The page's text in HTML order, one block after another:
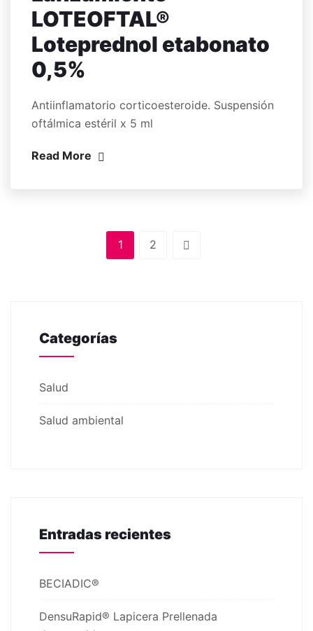
LOTEOFTAL®
Loteprednol etabonato
0,5%
Antiinflamatorio corticoesteroide. Suspensión
oftálmica estéril x 5 ml
Read More
1 2
Categorías
Salud
Salud ambiental
Entradas recientes
BECIADIC®
DensuRapid® Lapicera Prellenada